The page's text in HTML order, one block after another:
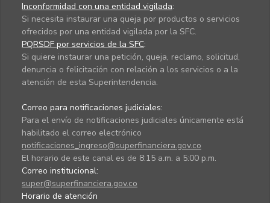
Inconformidad con una entidad vigilada:
Si necesita instaurar una queja por productos o servicios
ofrecidos por una entidad vigilada por la SFC.
PQRSDF por servicios de la SFC:
Si quiere instaurar una petición, queja, reclamo, solicitud,
denuncia o felicitación con relación a los servicios o a la
atención de esta Superintendencia.
Correo para notificaciones judiciales:
Para el envío de notificaciones judiciales únicamente está
habilitado el correo electrónico
notificaciones_ingreso@superfinanciera.gov.co
El horario de este canal es de 8:15 a.m. a 5:00 p.m.
Correo institucional:
super@superfinanciera.gov.co
Horario de atención